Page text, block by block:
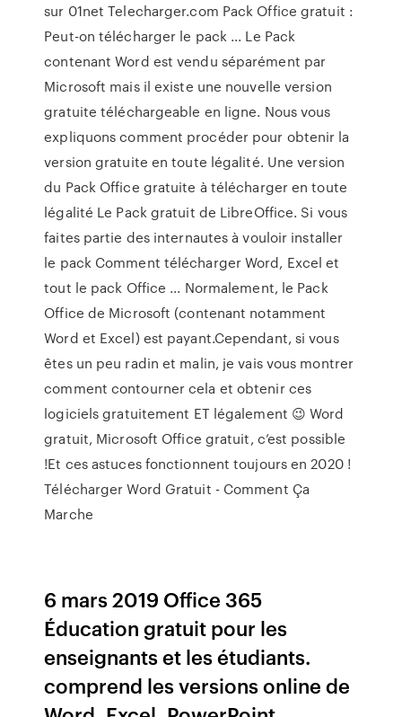
sur 01net Telecharger.com Pack Office gratuit :
Peut-on télécharger le pack ... Le Pack
contenant Word est vendu séparément par
Microsoft mais il existe une nouvelle version
gratuite téléchargeable en ligne. Nous vous
expliquons comment procéder pour obtenir la
version gratuite en toute légalité. Une version
du Pack Office gratuite à télécharger en toute
légalité Le Pack gratuit de LibreOffice. Si vous
faites partie des internautes à vouloir installer
le pack Comment télécharger Word, Excel et
tout le pack Office ... Normalement, le Pack
Office de Microsoft (contenant notamment
Word et Excel) est payant.Cependant, si vous
êtes un peu radin et malin, je vais vous montrer
comment contourner cela et obtenir ces
logiciels gratuitement ET légalement 😉 Word
gratuit, Microsoft Office gratuit, c’est possible
!Et ces astuces fonctionnent toujours en 2020 !
Télécharger Word Gratuit - Comment Ça
Marche
6 mars 2019 Office 365
Éducation gratuit pour les
enseignants et les étudiants.
comprend les versions online de